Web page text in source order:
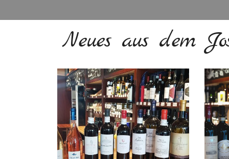
Neues aus dem